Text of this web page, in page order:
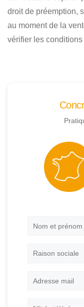
droit de préemption,
au moment de la
vérifier les
Nom
Raison
Adresse